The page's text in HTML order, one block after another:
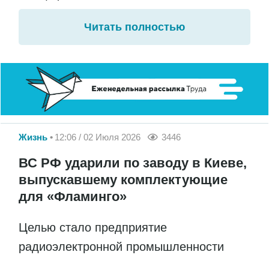
Читать полностью
Жизнь 12:06 / 02 Июля 2026 3446
ВС РФ ударили по заводу в Киеве,
выпускавшему комплектующие
для «Фламинго»
Целью стало предприятие
радиоэлектронной промышленности